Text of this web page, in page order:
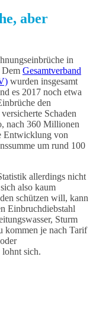
aber
in
Dem Gesamtverband
wurden insgesamt
es 2017 noch etwa
den
Schaden
nach 360 Millionen
Entwicklung von
um rund 100
allerdings nicht
also kaum
schützen will, kann
Einbruchdiebstahl
Sturm
kommen je nach Tarif
sich.